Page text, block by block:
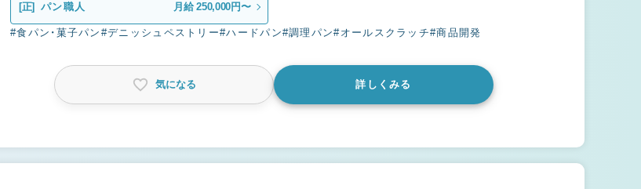
[正] パン職人 月給 250,000円〜
#食パン・菓子パン #デニッシュペストリー#ハードパン#調理パン#オールスクラッチ#商品開発
気になる 詳しくみる